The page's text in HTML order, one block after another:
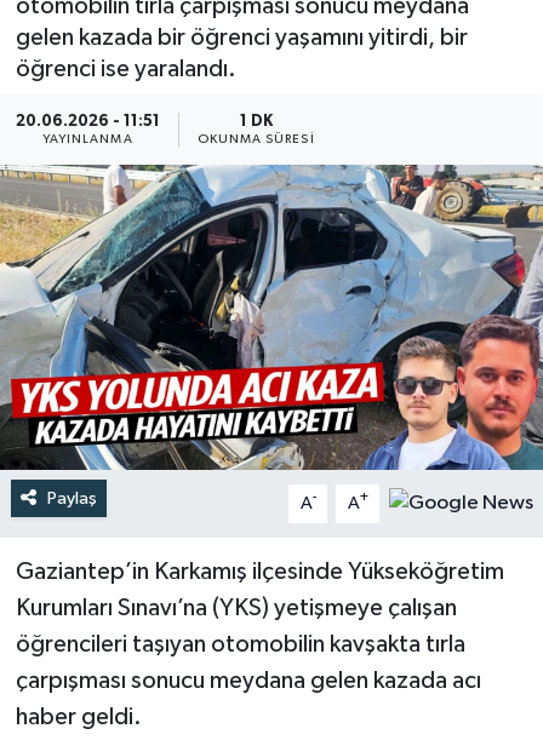
otomobilin tırla çarpışması sonucu meydana
gelen kazada bir öğrenci yaşamını yitirdi, bir
öğrenci ise yaralandı.
20.06.2026 - 11:51
YAYINLANMA
1 DK
OKUNMA SÜRESI
Paylaş A- A+
Gaziantep’in Karkamış ilçesinde Yükseköğretim
Kurumları Sınavı’na (YKS) yetişmeye çalışan
öğrencileri taşıyan otomobilin kavşakta tırla
çarpışması sonucu meydana gelen kazada acı
haber geldi.
Siyaset
Türkiye
Yaşam
Haber Arşivi